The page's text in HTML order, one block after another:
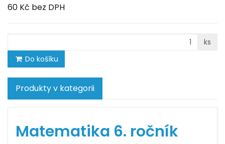
60 Kč bez DPH
ks
Do košíku
Produkty v kategorii
Matematika 6. ročník